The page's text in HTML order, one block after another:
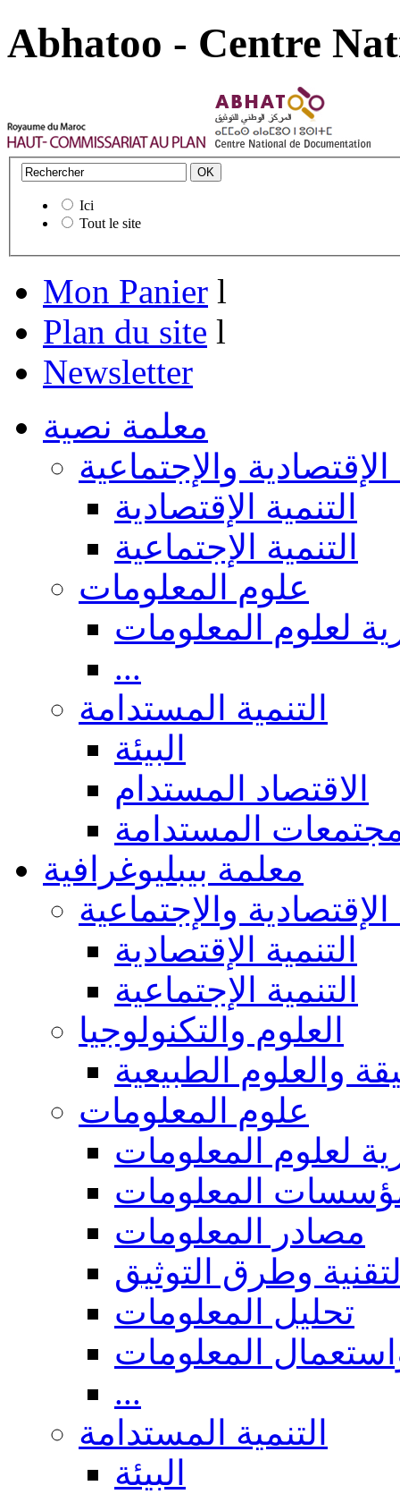
Abhatoo - Centre
Ici
Tout le site
Mon Panier l
Plan du site l
Newsletter
معلمة نصية
الإقتصادية والإجتماعية
التنمية الإقتصادية
التنمية الإجتماعية
علوم المعلومات
لعلوم المعلومات
...
التنمية المستدامة
البيئة
الاقتصاد المستدام
المستدامة
معلمة بيبليوغرافية
الإقتصادية والإجتماعية
التنمية الإقتصادية
التنمية الإجتماعية
العلوم والتكنولوجيا
والعلوم الطبيعية
علوم المعلومات
لعلوم المعلومات
المعلومات
مصادر المعلومات
وطرق التوثيق
تحليل المعلومات
المعلومات
...
التنمية المستدامة
البيئة